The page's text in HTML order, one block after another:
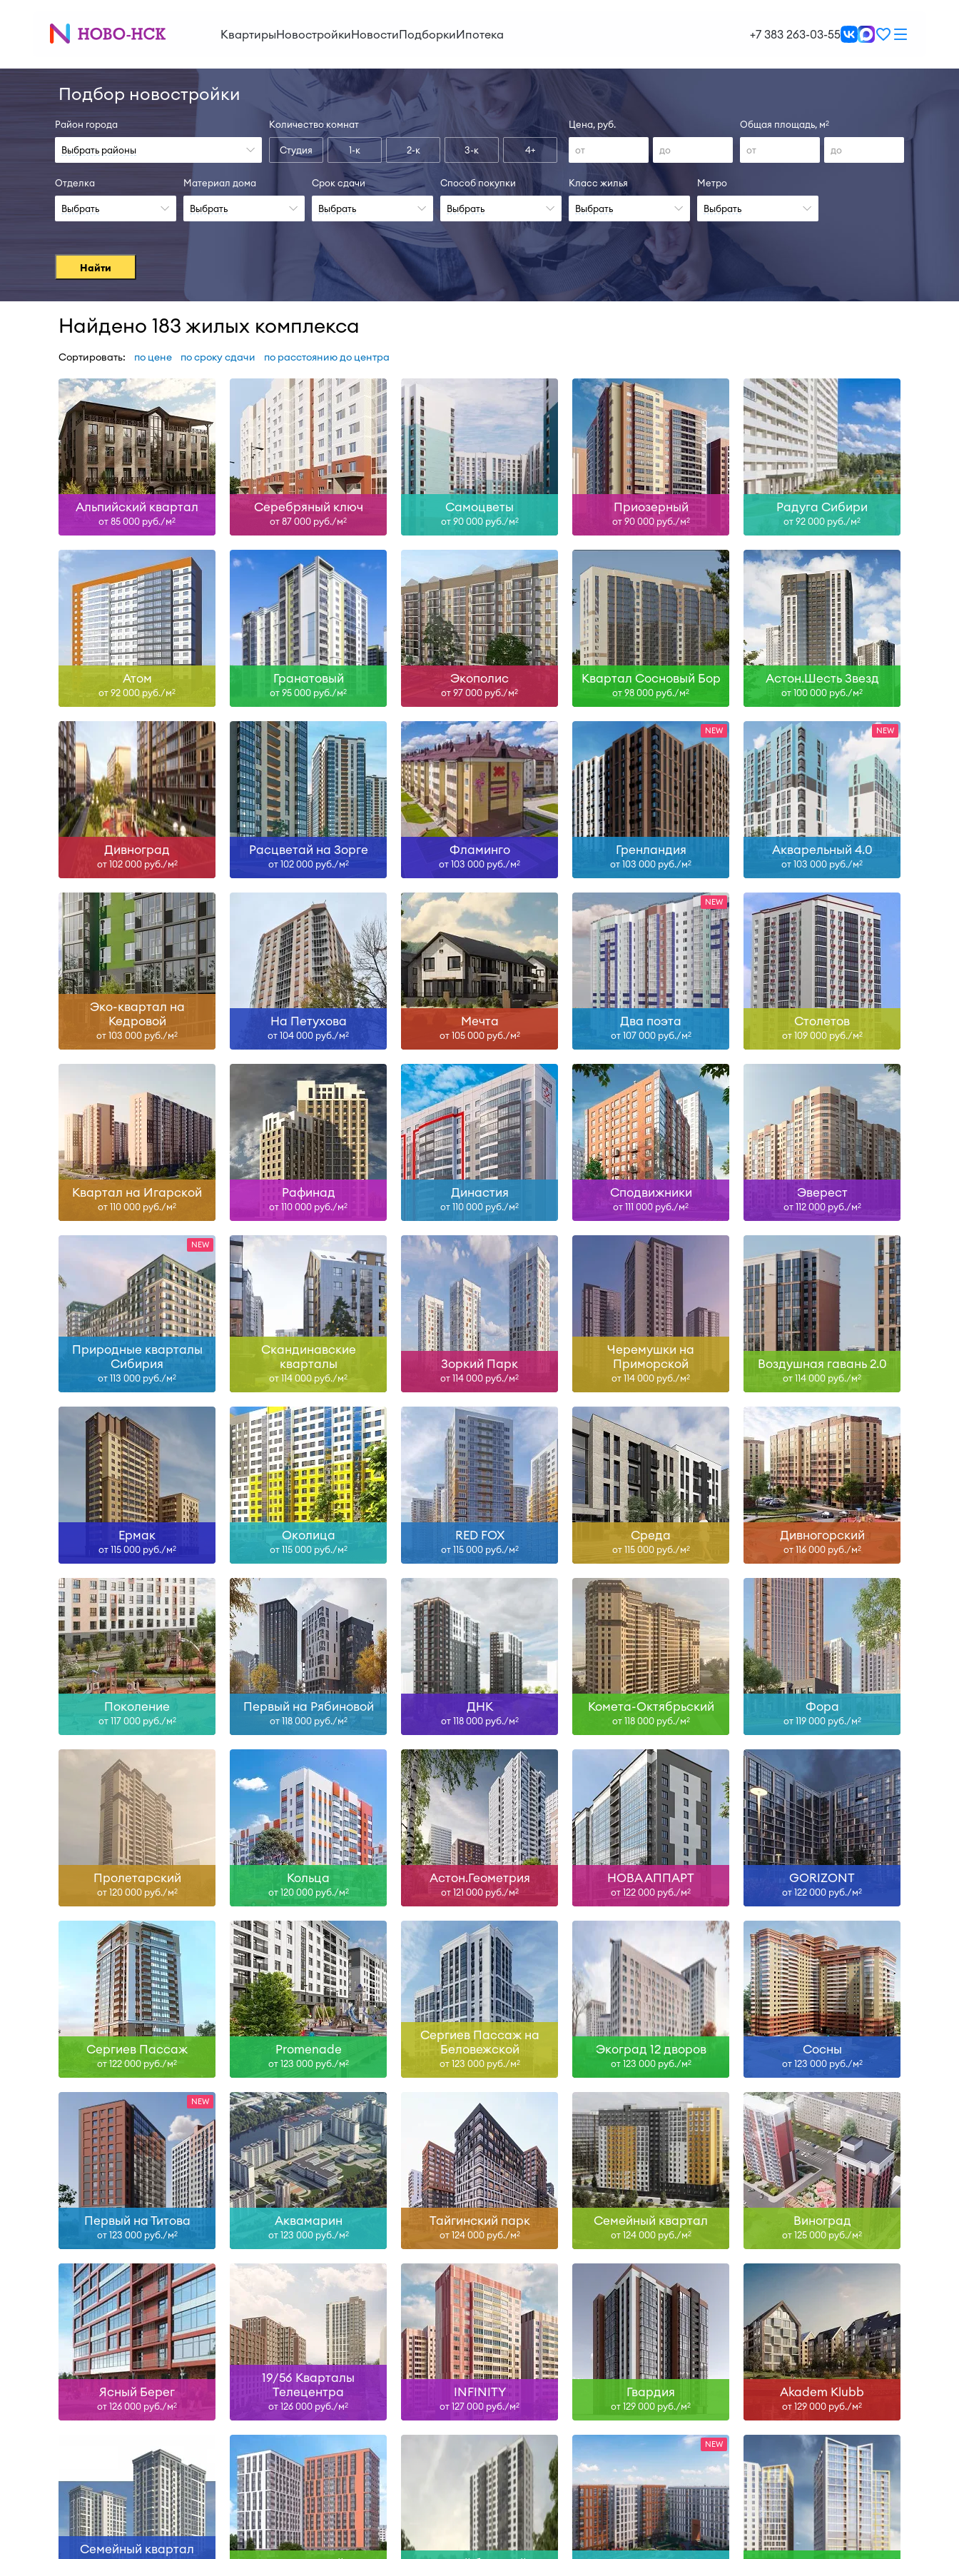
КвартирыНовостройкиНовостиПодборкиИпотека +7 383 263-03-55
Подбор новостройки
Район города
Выбрать районы
Количество комнат
Студия 1-к 2-к 3-к 4+
Цена, руб. Общая площадь, м2
Отделка
Выбрать
Материал дома
Выбрать
Срок сдачи
Выбрать
Способ покупки
Выбрать
Класс жилья
Выбрать
Метро
Выбрать
Найти
Найдено 183 жилых комплекса
Сортировать: по цене по сроку сдачи по расстоянию до центра
Альпийский квартал
от 85 000 руб./м2
Узнать больше
Серебряный ключ
от 87 000 руб./м2
Узнать больше
Самоцветы
от 90 000 руб./м2
II-27, I-28
Узнать больше
Приозерный
от 90 000 руб./м2
Сдан, IV-26
Узнать больше
Радуга Сибири
от 92 000 руб./м2
Узнать больше
Атом
от 92 000 руб./м2
Сдан
Узнать больше
Гранатовый
от 95 000 руб./м2
Сдан
Узнать больше
Экополис
от 97 000 руб./м2
Сдан
Узнать больше
Квартал Сосновый Бор
от 98 000 руб./м2
Сдан, II-28
Узнать больше
Астон.Шесть Звезд
от 100 000 руб./м2
II-27
Узнать больше
Дивноград
от 102 000 руб./м2
IV-26
Узнать больше
Расцветай на Зорге
от 102 000 руб./м2
Сдан, II-28
Узнать больше
Фламинго
от 103 000 руб./м2
Сдан, II-27
Узнать больше
Гренландия
от 103 000 руб./м2
III-27, I-28, II-28
Узнать больше
Акварельный 4.0
от 103 000 руб./м2
III-28
Узнать больше
Эко-квартал на
Кедровой
от 103 000 руб./м2
Сдан, II-27, IV-27, I-28
Узнать больше
На Петухова
от 104 000 руб./м2
Сдан
Узнать больше
Мечта
от 105 000 руб./м2
III-26
Узнать больше
Два поэта
от 107 000 руб./м2
II-28
Узнать больше
Столетов
от 109 000 руб./м2
IV-27
Узнать больше
Квартал на Игарской
от 110 000 руб./м2
Сдан, III-26, I-28, II-28
Узнать больше
Рафинад
от 110 000 руб./м2
Сдан
Узнать больше
Династия
от 110 000 руб./м2
Сдан, IV-26, I-27, III-27, I-28,
IV-28
Узнать больше
Сподвижники
от 111 000 руб./м2
Сдан, II-28
Узнать больше
Эверест
от 112 000 руб./м2
II-27
Узнать больше
Природные кварталы
Сибирия
от 113 000 руб./м2
III-28
Узнать больше
Скандинавские
кварталы
от 114 000 руб./м2
I-27, II-28
Узнать больше
Зоркий Парк
от 114 000 руб./м2
Сдан, II-27
Узнать больше
Черемушки на
Приморской
от 114 000 руб./м2
IV-26, IV-27
Узнать больше
Воздушная гавань 2.0
от 114 000 руб./м2
III-26
Узнать больше
Ермак
от 115 000 руб./м2
IV-26
Узнать больше
Околица
от 115 000 руб./м2
IV-26, IV-27, I-28
Узнать больше
RED FOX
от 115 000 руб./м2
Сдан
Узнать больше
Среда
от 115 000 руб./м2
Сдан
Узнать больше
Дивногорский
от 116 000 руб./м2
Сдан
Узнать больше
Поколение
от 117 000 руб./м2
Сдан, III-26
Узнать больше
Первый на Рябиновой
от 118 000 руб./м2
IV-26
Узнать больше
ДНК
от 118 000 руб./м2
II-28
Узнать больше
Комета-Октябрьский
от 118 000 руб./м2
Сдан
Узнать больше
Фора
от 119 000 руб./м2
IV-26, II-27, II-29
Узнать больше
Пролетарский
от 120 000 руб./м2
Сдан
Узнать больше
Кольца
от 120 000 руб./м2
Сдан
Узнать больше
Астон.Геометрия
от 121 000 руб./м2
IV-26
Узнать больше
НОВА АППАРТ
от 122 000 руб./м2
Сдан
Узнать больше
GORIZONT
от 122 000 руб./м2
II-28
Узнать больше
Сергиев Пассаж
от 122 000 руб./м2
Сдан
Узнать больше
Promenade
от 123 000 руб./м2
Сдан
Узнать больше
Сергиев Пассаж на
Беловежской
от 123 000 руб./м2
III-26
Узнать больше
Экоград 12 дворов
от 123 000 руб./м2
III-27, IV-28
Узнать больше
Сосны
от 123 000 руб./м2
Сдан
Узнать больше
Первый на Титова
от 123 000 руб./м2
II-27
Узнать больше
Аквамарин
от 123 000 руб./м2
Сдан
Узнать больше
Тайгинский парк
от 124 000 руб./м2
Сдан, I-28
Узнать больше
Семейный квартал
от 124 000 руб./м2
Сдан
Узнать больше
Виноград
от 125 000 руб./м2
IV-26, IV-27
Узнать больше
Ясный Берег
от 126 000 руб./м2
II-28, II-29
Узнать больше
19/56 Кварталы
Телецентра
от 126 000 руб./м2
Сдан, IV-26, III-27, IV-27
Узнать больше
INFINITY
от 127 000 руб./м2
Сдан
Узнать больше
Гвардия
от 129 000 руб./м2
II-27
Узнать больше
Akadem Klubb
от 129 000 руб./м2
Сдан
Узнать больше
Семейный квартал
Сдан
Узнать больше
Сдан, IV-26, II-27, IV-27
Узнать больше
II-28
Узнать больше
IV-28
Узнать больше
Сдан
Узнать больше
I-27
Узнать больше
Сдан
Узнать больше
IV-28
Узнать больше
II-27
Узнать больше
I-27
Узнать больше